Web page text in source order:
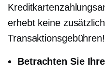
erhebt keine
Transaktionsgebühren!
Betrachten Sie